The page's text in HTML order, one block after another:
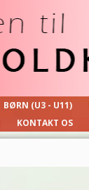
BØRN (U3 - U11)
KONTAKT OS